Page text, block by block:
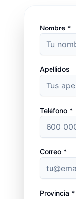
Nombre *
Apellidos
Teléfono *
Correo *
Provincia *